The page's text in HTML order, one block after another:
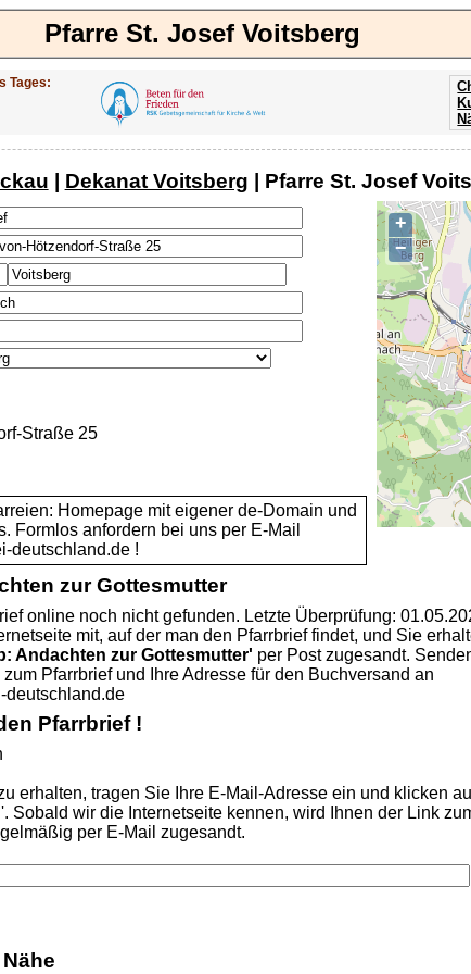
Pfarre St. Josef Voitsberg
Tages:
| Dekanat Voitsberg | Pfarre St. Josef
+
−
Straße 25
Homepage mit eigener de-Domain und
Formlos anfordern bei uns per E-Mail
deutschland.de !
zur Gottesmutter
online noch nicht gefunden. Letzte Überprüfung:
mit, auf der man den Pfarrbrief findet, und Sie
Andachten zur Gottesmutter' per Post zugesandt.
Pfarrbrief und Ihre Adresse für den Buchversand an
deutschland.de
Pfarrbrief !
erhalten, tragen Sie Ihre E-Mail-Adresse ein und klicken
Sobald wir die Internetseite kennen, wird Ihnen der Link
per E-Mail zugesandt.